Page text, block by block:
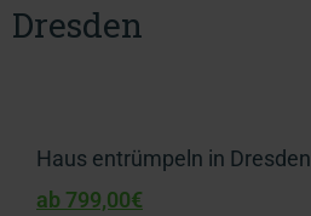
Dresden
Haus entrümpeln in Dresden
ab 799,00€